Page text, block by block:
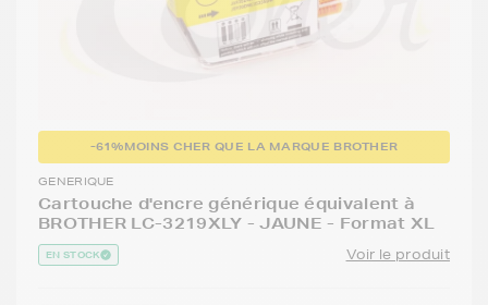
-61%MOINS CHER QUE LA MARQUE BROTHER
GENERIQUE
Cartouche d'encre générique équivalent à
BROTHER LC-3219XLY - JAUNE - Format XL
EN STOCK Voir le produit